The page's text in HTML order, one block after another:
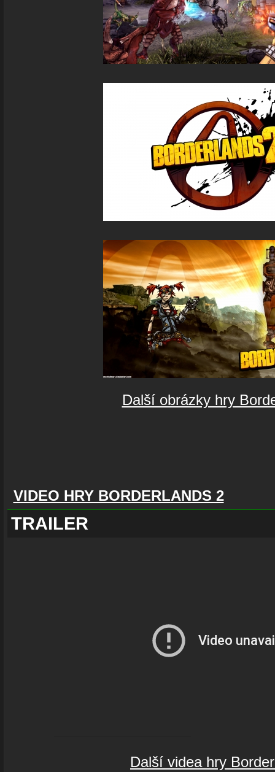
Další obrázky hry
VIDEO HRY BORDERLANDS 2
TRAILER
Další videa hry